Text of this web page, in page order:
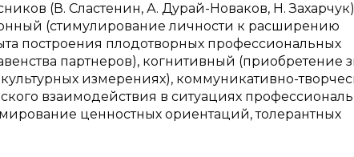
(В. Сластенин, А. Дурай-Новаков, Н. Захарчук)
(стимулирование личности к расширению
построения плодотворных профессиональных
партнеров), когнитивный (приобретение
измерениях), коммуникативно-
взаимодействия в ситуациях
ценностных ориентаций, толерантных